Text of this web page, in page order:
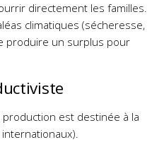
directement les familles.
climatiques (sécheresse,
produire un surplus pour
est destinée à la